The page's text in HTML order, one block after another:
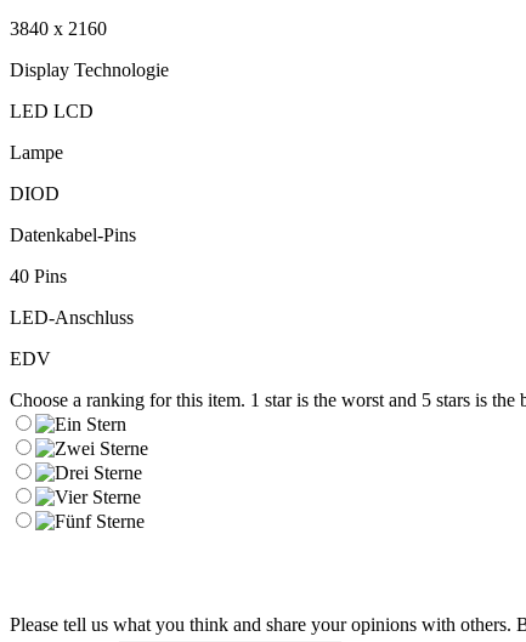
3840 x 2160
Display Technologie
LED LCD
Lampe
DIOD
Datenkabel-Pins
40 Pins
LED-Anschluss
EDV
Choose a ranking for this item. 1 star is the worst and 5 stars is the
Please tell us what you think and share your opinions with others.